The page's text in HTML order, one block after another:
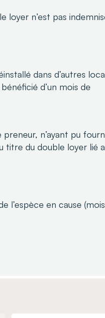
loyer n’est pas
dans d’autres
d’un mois de
n’ayant pu
titre du double loyer lié
l’espèce en cause